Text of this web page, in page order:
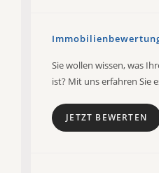
Sie wollen wissen, was
ist? Mit uns erfahren Sie
JETZT BEWERTEN